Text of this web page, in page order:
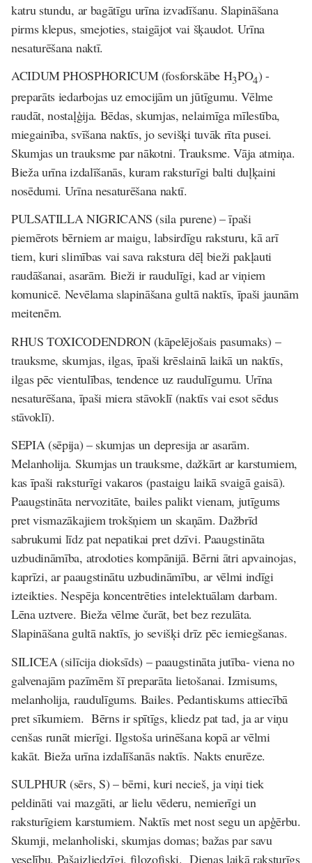
katru stundu, ar bagātīgu urīna izvadīšanu. Slapināšana
pirms klepus, smejoties, staigājot vai šķaudot. Urīna
nesaturēšana naktī.
ACIDUM PHOSPHORICUM (fosforskābe H3PO4) -
preparāts iedarbojas uz emocijām un jūtīgumu. Vēlme
raudāt, nostaļģija. Bēdas, skumjas, nelaimīga mīlestība,
miegainība, svīšana naktīs, jo sevišķi tuvāk rīta pusei.
Skumjas un trauksme par nākotni. Trauksme. Vāja atmiņa.
Bieža urīna izdalīšanās, kuram raksturīgi balti duļķaini
nosēdumi. Urīna nesaturēšana naktī.
PULSATILLA NIGRICANS (sila purene) –īpaši
piemērots bērniem ar maigu, labsirdīgu raksturu, kā arī
tiem, kuri slimības vai sava rakstura dēļ bieži pakļauti
raudāšanai, asarām. Bieži ir raudulīgi, kad ar viņiem
komunicē. Nevēlama slapināšana gultā naktīs, īpaši jaunām
meitenēm.
RHUS TOXICODENDRON (kāpelējošais pasumaks) –
trauksme, skumjas, ilgas, īpaši krēslainā laikā un naktīs,
ilgas pēc vientulības, tendence uz raudulīgumu. Urīna
nesaturēšana, īpaši miera stāvoklī (naktīs vai esot sēdus
stāvoklī).
SEPIA (sēpija) – skumjas un depresija ar asarām.
Melanholija. Skumjas un trauksme, dažkārt ar karstumiem,
kas īpaši raksturīgi vakaros (pastaigu laikā svaigā gaisā).
Paaugstināta nervozitāte, bailes palikt vienam, jutīgums
pret vismazākajiem trokšņiem un skaņām. Dažbrīd
sabrukumi līdz pat nepatikai pret dzīvi. Paaugstināta
uzbudināmība, atrodoties kompānijā. Bērni ātri apvainojas,
kaprīzi, ar paaugstinātu uzbudināmību, ar vēlmi indīgi
izteikties. Nespēja koncentrēties intelektuālam darbam.
Lēna uztvere. Bieža vēlme čurāt, bet bez rezulāta.
Slapināšana gultā naktīs, jo sevišķi drīz pēc iemiegšanas.
SILICEA (silīcija dioksīds) –paaugstināta jutība- viena no
galvenajām pazīmēm šī preparāta lietošanai. Izmisums,
melanholija, raudulīgums. Bailes. Pedantiskums attiecībā
pret sīkumiem. Bērns ir spītīgs, kliedz pat tad, ja ar viņu
cenšas runāt mierīgi. Ilgstoša urinēšana kopā ar vēlmi
kakāt. Bieža urīna izdalīšanās naktīs. Nakts enurēze.
SULPHUR (sērs, S) –bērni, kuri necieš, ja viņi tiek
peldināti vai mazgāti, ar lielu vēderu, nemierīgi un
raksturīgiem karstumiem. Naktīs met nost segu un apģērbu.
Skumji, melanholiski, skumjas domas; bažas par savu
veselību. Pašaizliedzīgi, filozofiski. Dienas laikā raksturīgs